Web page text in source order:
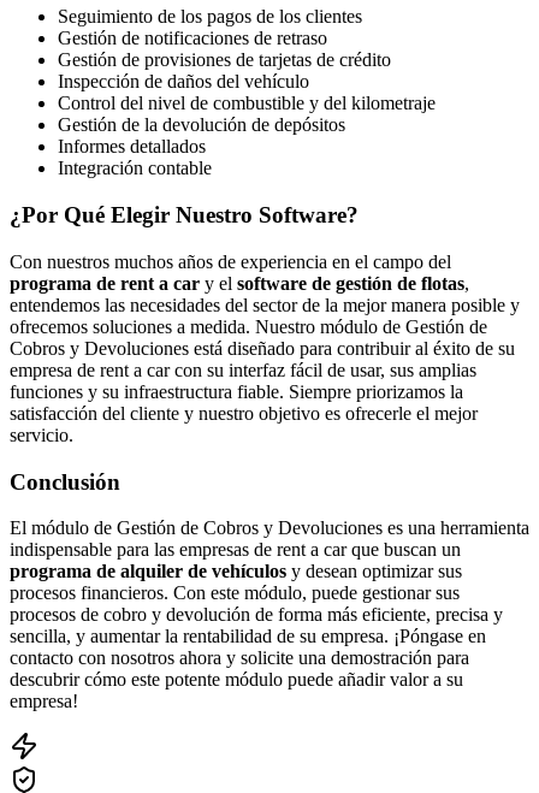
Seguimiento de los pagos de los clientes
Gestión de notificaciones de retraso
Gestión de provisiones de tarjetas de crédito
Inspección de daños del vehículo
Control del nivel de combustible y del kilometraje
Gestión de la devolución de depósitos
Informes detallados
Integración contable
¿Por Qué Elegir Nuestro Software?
Con nuestros muchos años de experiencia en el campo del
programa de rent a car y el software de gestión de flotas,
entendemos las necesidades del sector de la mejor manera posible y
ofrecemos soluciones a medida. Nuestro módulo de Gestión de
Cobros y Devoluciones está diseñado para contribuir al éxito de su
empresa de rent a car con su interfaz fácil de usar, sus amplias
funciones y su infraestructura fiable. Siempre priorizamos la
satisfacción del cliente y nuestro objetivo es ofrecerle el mejor
servicio.
Conclusión
El módulo de Gestión de Cobros y Devoluciones es una herramienta
indispensable para las empresas de rent a car que buscan un
programa de alquiler de vehículos y desean optimizar sus
procesos financieros. Con este módulo, puede gestionar sus
procesos de cobro y devolución de forma más eficiente, precisa y
sencilla, y aumentar la rentabilidad de su empresa. ¡Póngase en
contacto con nosotros ahora y solicite una demostración para
descubrir cómo este potente módulo puede añadir valor a su
empresa!